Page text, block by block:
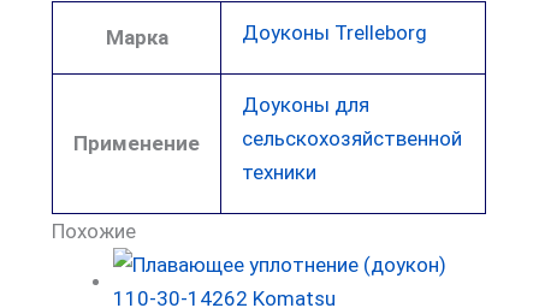
Марка Доуконы Trelleborg
Применение
Доуконы для
сельскохозяйственной
техники
Похожие